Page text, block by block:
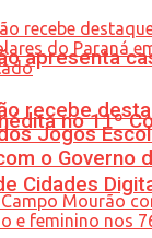
apresenta
no 11º
Cidades
recebe
Jogos
o Governo